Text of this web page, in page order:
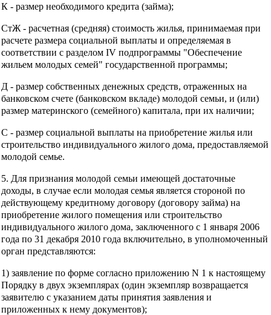
К - размер необходимого кредита (займа);
СтЖ - расчетная (средняя) стоимость жилья, принимаемая при
расчете размера социальной выплаты и определяемая в
соответствии с разделом IV подпрограммы "Обеспечение
жильем молодых семей" государственной программы;
Д - размер собственных денежных средств, отраженных на
банковском счете (банковском вкладе) молодой семьи, и (или)
размер материнского (семейного) капитала, при их наличии;
С - размер социальной выплаты на приобретение жилья или
строительство индивидуального жилого дома, предоставляемой
молодой семье.
5. Для признания молодой семьи имеющей достаточные
доходы, в случае если молодая семья является стороной по
действующему кредитному договору (договору займа) на
приобретение жилого помещения или строительство
индивидуального жилого дома, заключенного с 1 января 2006
года по 31 декабря 2010 года включительно, в уполномоченный
орган представляются:
1) заявление по форме согласно приложению N 1 к настоящему
Порядку в двух экземплярах (один экземпляр возвращается
заявителю с указанием даты принятия заявления и
приложенных к нему документов);